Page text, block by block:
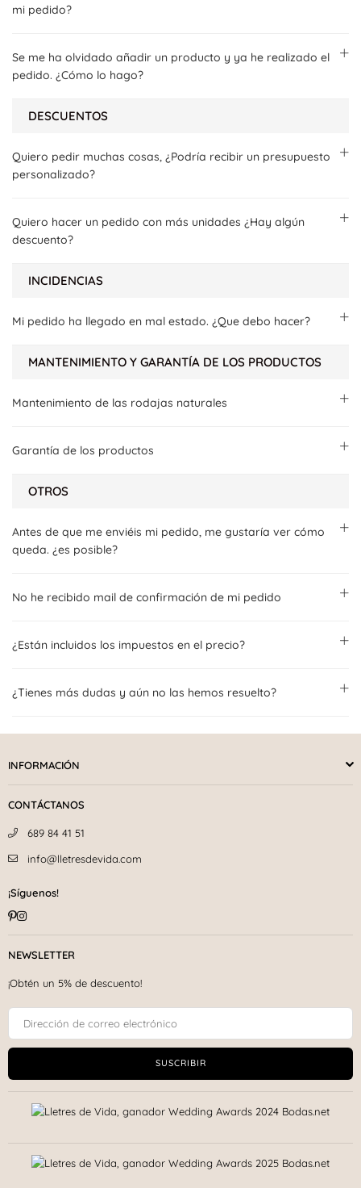
mi pedido?
Se me ha olvidado añadir un producto y ya he realizado el
pedido. ¿Cómo lo hago?
DESCUENTOS
Quiero pedir muchas cosas, ¿Podría recibir un presupuesto
personalizado?
Quiero hacer un pedido con más unidades ¿Hay algún
descuento?
INCIDENCIAS
Mi pedido ha llegado en mal estado. ¿Que debo hacer?
MANTENIMIENTO Y GARANTÍA DE LOS PRODUCTOS
Mantenimiento de las rodajas naturales
Garantía de los productos
OTROS
Antes de que me enviéis mi pedido, me gustaría ver cómo
queda. ¿es posible?
No he recibido mail de confirmación de mi pedido
¿Están incluidos los impuestos en el precio?
¿Tienes más dudas y aún no las hemos resuelto?
INFORMACIÓN
CONTÁCTANOS
689 84 41 51
info@lletresdevida.com
¡Síguenos!
Pinterest
Instagram
NEWSLETTER
¡Obtén un 5% de descuento!
SUSCRIBIR